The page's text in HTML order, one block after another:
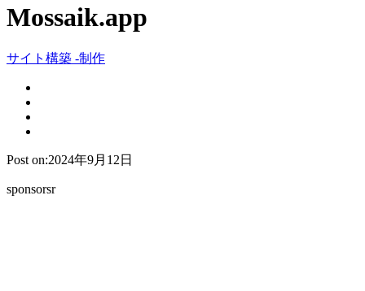
Mossaik.app
サイト構築 -制作
Post on:2024年9月12日
sponsorsr